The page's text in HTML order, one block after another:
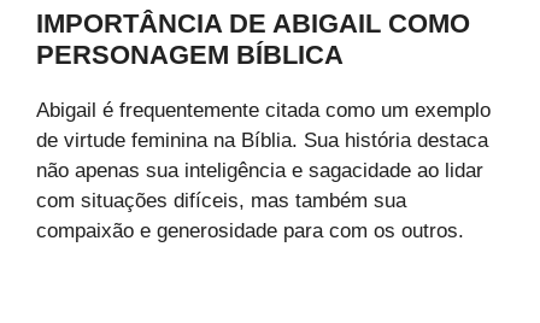
IMPORTÂNCIA DE ABIGAIL COMO
PERSONAGEM BÍBLICA
Abigail é frequentemente citada como um exemplo
de virtude feminina na Bíblia. Sua história destaca
não apenas sua inteligência e sagacidade ao lidar
com situações difíceis, mas também sua
compaixão e generosidade para com os outros.